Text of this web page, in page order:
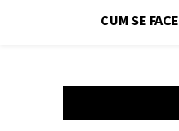
CUM SE FACE